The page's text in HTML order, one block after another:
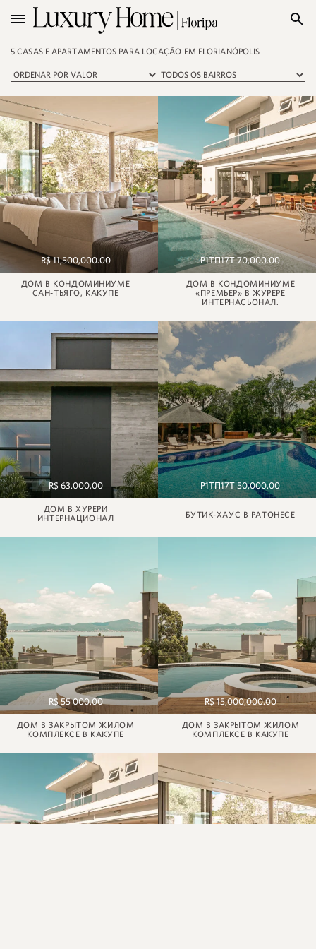
5 CASAS E APARTAMENTOS PARA LOCAÇÃO EM FLORIANÓPOLIS
R$ 11,500,000.00
ДОМ В КОНДОМИНИУМЕ
САН-ТЬЯГО, КАКУПЕ
Р1ТП17Т 70,000.00
ДОМ В КОНДОМИНИУМЕ
«ПРЕМЬЕР» В ЖУРЕРЕ
ИНТЕРНАСЬОНАЛ.
R$ 63.000,00
ДОМ В ХУРЕРИ
ИНТЕРНАЦИОНАЛ
Р1ТП17Т 50,000.00
БУТИК-ХАУС В РАТОНЕСЕ
R$ 55 000,00
ДОМ В ЗАКРЫТОМ ЖИЛОМ
КОМПЛЕКСЕ В КАКУПЕ
R$ 15,000,000.00
ДОМ В ЗАКРЫТОМ ЖИЛОМ
КОМПЛЕКСЕ В КАКУПЕ